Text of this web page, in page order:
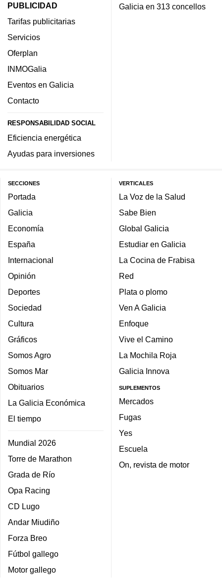
PUBLICIDAD
Tarifas publicitarias
Servicios
Oferplan
INMOGalia
Eventos en Galicia
Contacto
RESPONSABILIDAD SOCIAL
Eficiencia energética
Ayudas para inversiones
Galicia en 313 concellos
SECCIONES
Portada
Galicia
Economía
España
Internacional
Opinión
Deportes
Sociedad
Cultura
Gráficos
Somos Agro
Somos Mar
Obituarios
La Galicia Económica
El tiempo
Mundial 2026
Torre de Marathon
Grada de Río
Opa Racing
CD Lugo
Andar Miudiño
Forza Breo
Fútbol gallego
Motor gallego
VERTICALES
La Voz de la Salud
Sabe Bien
Global Galicia
Estudiar en Galicia
La Cocina de Frabisa
Red
Plata o plomo
Ven A Galicia
Enfoque
Vive el Camino
La Mochila Roja
Galicia Innova
SUPLEMENTOS
Mercados
Fugas
Yes
Escuela
On, revista de motor